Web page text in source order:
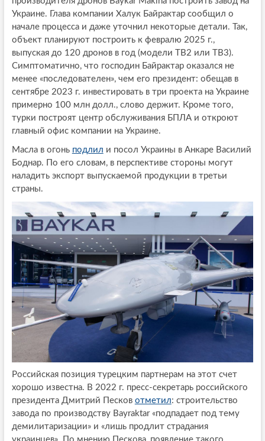
Украине. Глава компании Халук Байрактар сообщил о
начале процесса и даже уточнил некоторые детали. Так,
объект планируют построить к февралю 2025 г.,
выпуская до 120 дронов в год (модели TB2 или TB3).
Симптоматично, что господин Байрактар оказался не
менее «последователен», чем его президент: обещав в
сентябре 2023 г. инвестировать в три проекта на Украине
примерно 100 млн долл., слово держит. Кроме того,
турки построят центр обслуживания БПЛА и откроют
главный офис компании на Украине.
Масла в огонь подлил и посол Украины в Анкаре Василий
Боднар. По его словам, в перспективе стороны могут
наладить экспорт выпускаемой продукции в третьи
страны.
Российская позиция турецким партнерам на этот счет
хорошо известна. В 2022 г. пресс-секретарь российского
президента Дмитрий Песков отметил: строительство
завода по производству Bayraktar «подпадает под тему
демилитаризации» и «лишь продлит страдания